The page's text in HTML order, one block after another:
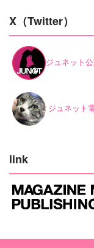
X（Twitter）
ジュネット
ジュネット
link